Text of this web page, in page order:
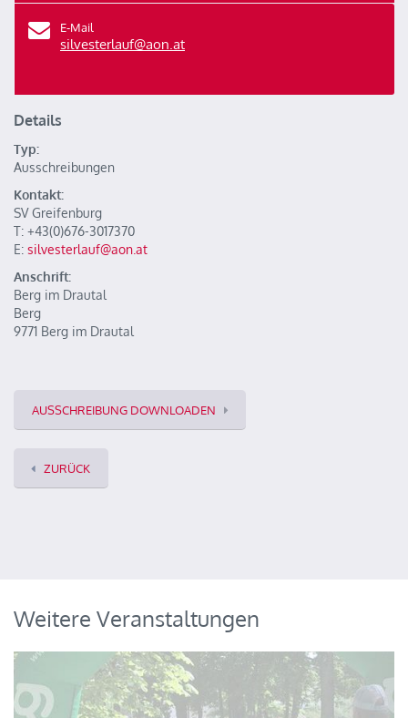
E-Mail
silvesterlauf@aon.at
Details
Typ:
Ausschreibungen
Kontakt:
SV Greifenburg
T: +43(0)676-3017370
E: silvesterlauf@aon.at
Anschrift:
Berg im Drautal
Berg
9771 Berg im Drautal
AUSSCHREIBUNG DOWNLOADEN
ZURÜCK
Weitere Veranstaltungen